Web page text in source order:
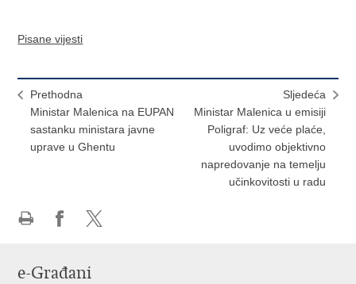
Pisane vijesti
Prethodna
Ministar Malenica na EUPAN
sastanku ministara javne
uprave u Ghentu
Sljedeća
Ministar Malenica u emisiji
Poligraf: Uz veće plaće,
uvodimo objektivno
napredovanje na temelju
učinkovitosti u radu
FacebookuTwitteru
e-Građani